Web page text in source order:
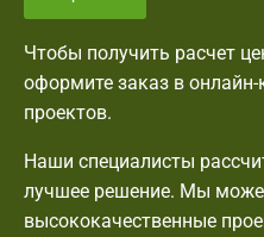
Чтобы получить расчет
оформите заказ в онлайн-
проектов.
Наши специалисты
лучшее решение. Мы
высококачественные